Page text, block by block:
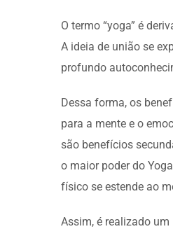
O termo “yoga” é
A ideia de união se
profundo
Dessa forma, os
para a mente e o
são benefícios
o maior poder do
físico se estende ao
Assim, é realizado